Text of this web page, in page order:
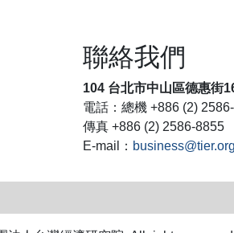
聯絡我們
104 台北市中山區德惠街
電話：總機 +886 (2)
傳真 +886 (2) 2586-8855
E-mail：